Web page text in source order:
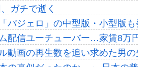
ガチで逝く
パジェロ」の中型版・小型版も発
ム配信ユーチューバー…家賃8万円
動画の再生数を追い求めた男の失